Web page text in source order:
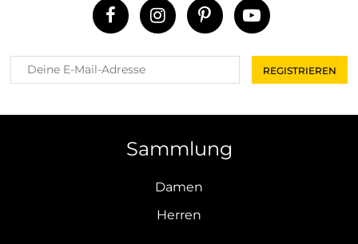
Sammlung
Damen
Herren